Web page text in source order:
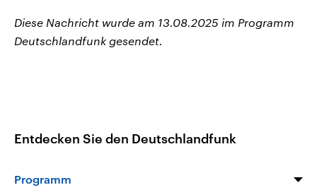
Diese Nachricht wurde am 13.08.2025 im Programm
Deutschlandfunk gesendet.
Entdecken Sie den Deutschlandfunk
Programm